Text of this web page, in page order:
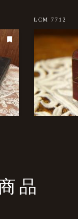
LCM 7712
品